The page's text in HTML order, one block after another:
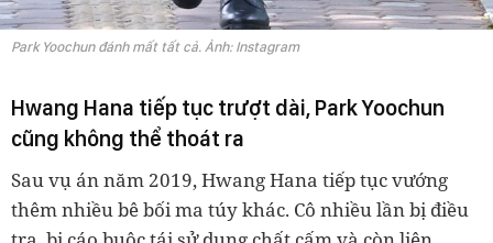
Park Yoochun đánh mất tất cả. Ảnh: Instagram
Hwang Hana tiếp tục trượt dài, Park Yoochun
cũng không thể thoát ra
Sau vụ án năm 2019, Hwang Hana tiếp tục vướng
thêm nhiều bê bối ma túy khác. Cô nhiều lần bị điều